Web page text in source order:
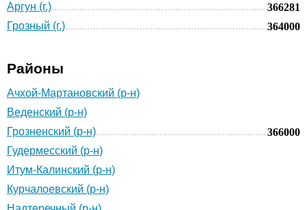
Аргун (г.)
366281
Грозный (г.)
364000
Районы
Ачхой-Мартановский (р-н)
Веденский (р-н)
Грозненский (р-н)
366000
Гудермесский (р-н)
Итум-Калинский (р-н)
Курчалоевский (р-н)